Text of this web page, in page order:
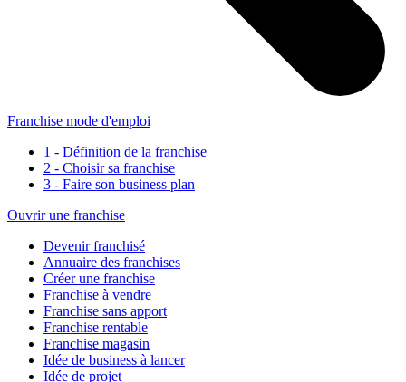
Franchise mode d'emploi
1 - Définition de la franchise
2 - Choisir sa franchise
3 - Faire son business plan
Ouvrir une franchise
Devenir franchisé
Annuaire des franchises
Créer une franchise
Franchise à vendre
Franchise sans apport
Franchise rentable
Franchise magasin
Idée de business à lancer
Idée de projet